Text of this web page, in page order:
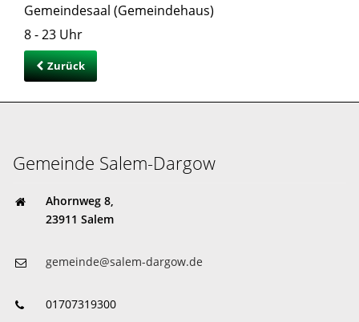
Gemeindesaal (Gemeindehaus)
8 - 23 Uhr
Zurück
Gemeinde Salem-Dargow
Ahornweg 8,
23911 Salem
gemeinde@salem-dargow.de
01707319300